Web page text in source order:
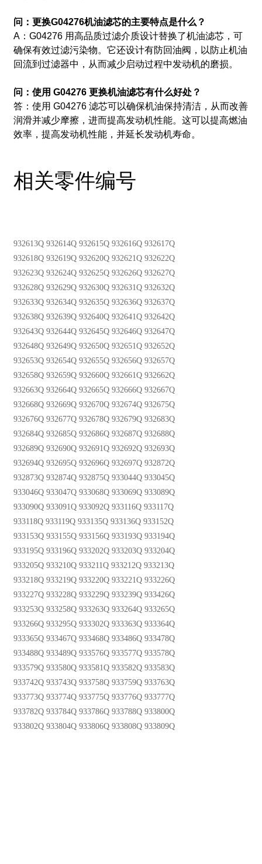
问：更换G04276机油滤芯的主要特点是什么？
A：G04276 用高品质过滤介质设计替换了机油滤芯，可
确保有效过滤污染物。 它还设计有防回油阀，以防止机油
回流到过滤器中，从而减少启动过程中发动机的磨损。
问：使用 G04276 更换机油滤芯有什么好处？
答：使用 G04276 滤芯可以确保机油保持清洁，从而改善
润滑并减少摩擦，进而提高发动机性能。 这可以提高燃油
效率，提高发动机性能，并延长发动机寿命。
相关零件编号
932613Q 932614Q 932615Q 932616Q 932617Q
932618Q 932619Q 932620Q 932621Q 932622Q
932623Q 932624Q 932625Q 932626Q 932627Q
932628Q 932629Q 932630Q 932631Q 932632Q
932633Q 932634Q 932635Q 932636Q 932637Q
932638Q 932639Q 932640Q 932641Q 932642Q
932643Q 932644Q 932645Q 932646Q 932647Q
932648Q 932649Q 932650Q 932651Q 932652Q
932653Q 932654Q 932655Q 932656Q 932657Q
932658Q 932659Q 932660Q 932661Q 932662Q
932663Q 932664Q 932665Q 932666Q 932667Q
932668Q 932669Q 932670Q 932674Q 932675Q
932676Q 932677Q 932678Q 932679Q 932683Q
932684Q 932685Q 932686Q 932687Q 932688Q
932689Q 932690Q 932691Q 932692Q 932693Q
932694Q 932695Q 932696Q 932697Q 932872Q
932873Q 932874Q 932875Q 933044Q 933045Q
933046Q 933047Q 933068Q 933069Q 933089Q
933090Q 933091Q 933092Q 933116Q 933117Q
933118Q 933119Q 933135Q 933136Q 933152Q
933153Q 933155Q 933156Q 933193Q 933194Q
933195Q 933196Q 933202Q 933203Q 933204Q
933205Q 933210Q 933211Q 933212Q 933213Q
933218Q 933219Q 933220Q 933221Q 933226Q
933227Q 933228Q 933229Q 933239Q 933426Q
933253Q 933258Q 933263Q 933264Q 933265Q
933266Q 933295Q 933302Q 933363Q 933364Q
933365Q 933467Q 933468Q 933486Q 933478Q
933488Q 933489Q 933576Q 933577Q 933578Q
933579Q 933580Q 933581Q 933582Q 933583Q
933742Q 933743Q 933758Q 933759Q 933763Q
933773Q 933774Q 933775Q 933776Q 933777Q
933782Q 933784Q 933786Q 933788Q 933800Q
933802Q 933804Q 933806Q 933808Q 933809Q